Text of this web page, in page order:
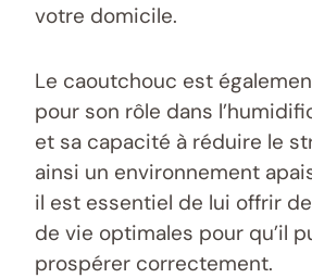
votre domicile.
Le caoutchouc est
pour son rôle dans
et sa capacité à réduire le
ainsi un environnement
il est essentiel de lui offrir
de vie optimales pour qu’il
prospérer correctement.